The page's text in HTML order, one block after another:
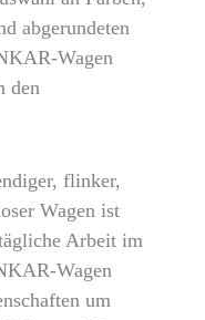
abgerundeten
Wagen
den
flinker,
Wagen ist
Arbeit im
Wagen
um